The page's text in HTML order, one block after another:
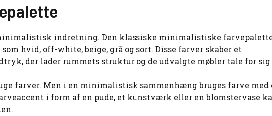
indretning. Den klassiske minimalistiske
hvid, off-white, beige, grå og sort. Disse farver skaber et
der lader rummets struktur og de udvalgte møbler tale for sig
farver. Men i en minimalistisk sammenhæng bruges farve med
i form af en pude, et kunstværk eller en blomstervase